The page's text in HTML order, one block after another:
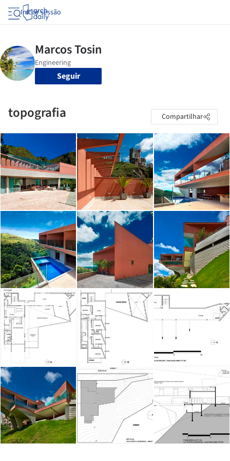
Iniciar sessão
Seguir
topografia Compartilhar